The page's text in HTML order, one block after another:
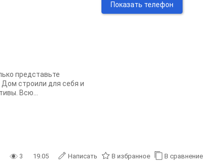
представьте
строили для себя и
Всю...
Показать телефон
3 19.05 Написать В избранное В сравнение